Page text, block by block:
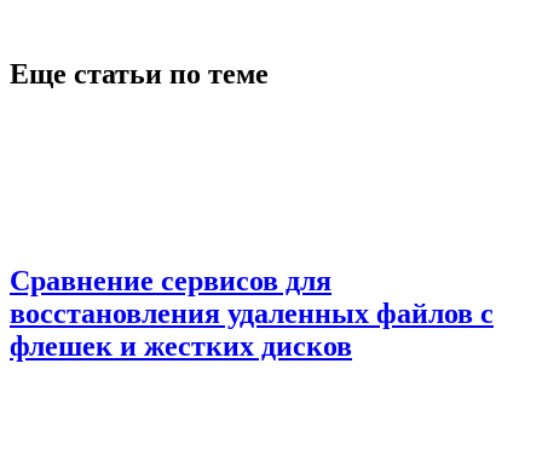
Еще статьи по теме
Сравнение сервисов для
восстановления удаленных файлов с
флешек и жестких дисков